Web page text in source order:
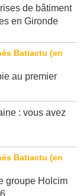
de bâtiment
au premier
: vous avez
groupe Holcim